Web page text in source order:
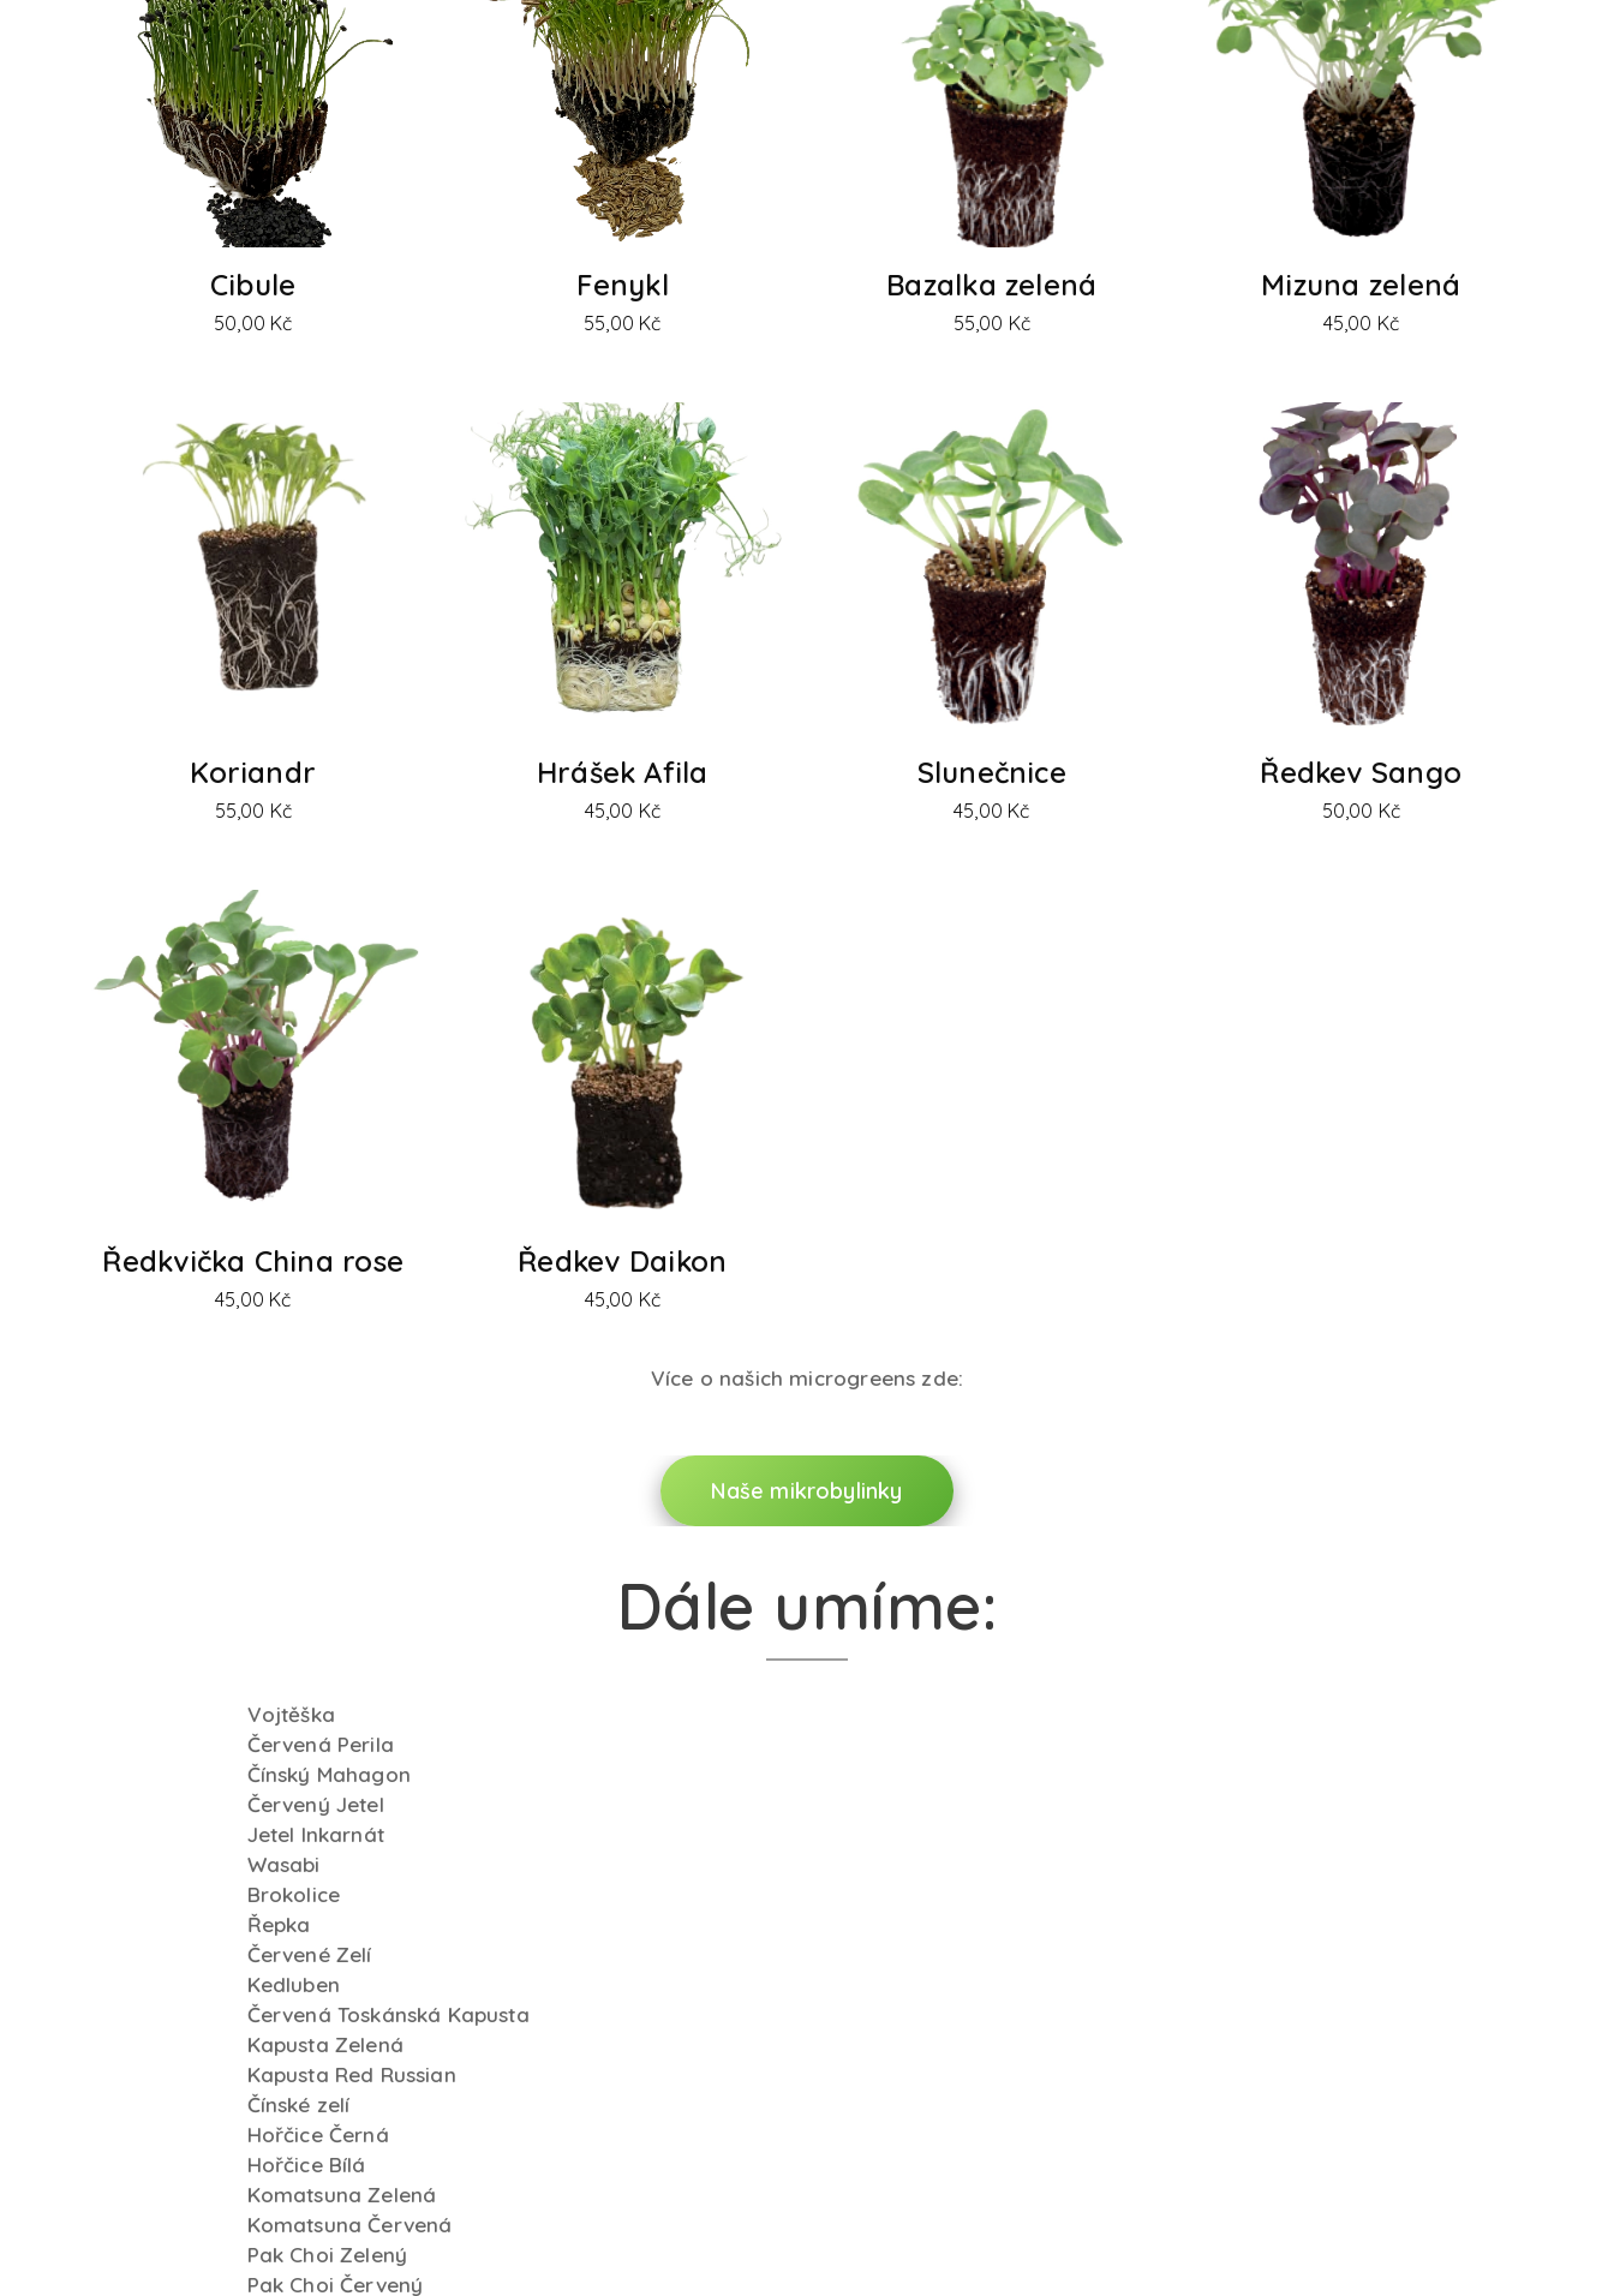
Cibule
50,00 Kč
Fenykl
55,00 Kč
Bazalka zelená
55,00 Kč
Mizuna zelená
45,00 Kč
Koriandr
55,00 Kč
Hrášek Afila
45,00 Kč
Slunečnice
45,00 Kč
Ředkev Sango
50,00 Kč
Ředkvička China rose
45,00 Kč
Ředkev Daikon
45,00 Kč
Více o našich microgreens zde:
Naše mikrobylinky
Dále umíme:
Vojtěška
Červená Perila
Čínský Mahagon
Červený Jetel
Jetel Inkarnát
Wasabi
Brokolice
Řepka
Červené Zelí
Kedluben
Červená Toskánská Kapusta
Kapusta Zelená
Kapusta Red Russian
Čínské zelí
Hořčice Černá
Hořčice Bílá
Komatsuna Zelená
Komatsuna Červená
Pak Choi Zelený
Pak Choi Červený